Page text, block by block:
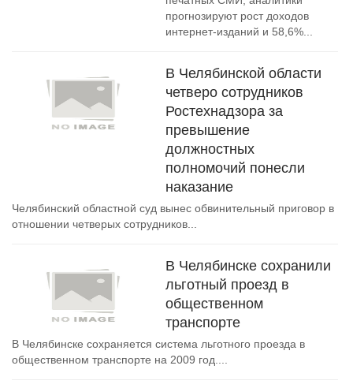
прогнозируют рост доходов
интернет-изданий и 58,6%...
В Челябинской области
четверо сотрудников
Ростехнадзора за
превышение
должностных
полномочий понесли
наказание
Челябинский областной суд вынес обвинительный приговор в
отношении четверых сотрудников...
В Челябинске сохранили
льготный проезд в
общественном
транспорте
В Челябинске сохраняется система льготного проезда в
общественном транспорте на 2009 год....